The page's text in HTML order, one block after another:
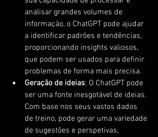
analisar grandes volumes de
informação, o ChatGPT pode ajudar
a identificar padrões e tendências,
proporcionando insights valiosos,
que podem ser usados para definir
problemas de forma mais precisa.
Geração de ideias: O ChatGPT pode
ser uma fonte inesgotável de ideias.
Com base nos seus vastos dados
de treino, pode gerar uma variedade
de sugestões e perspetivas,